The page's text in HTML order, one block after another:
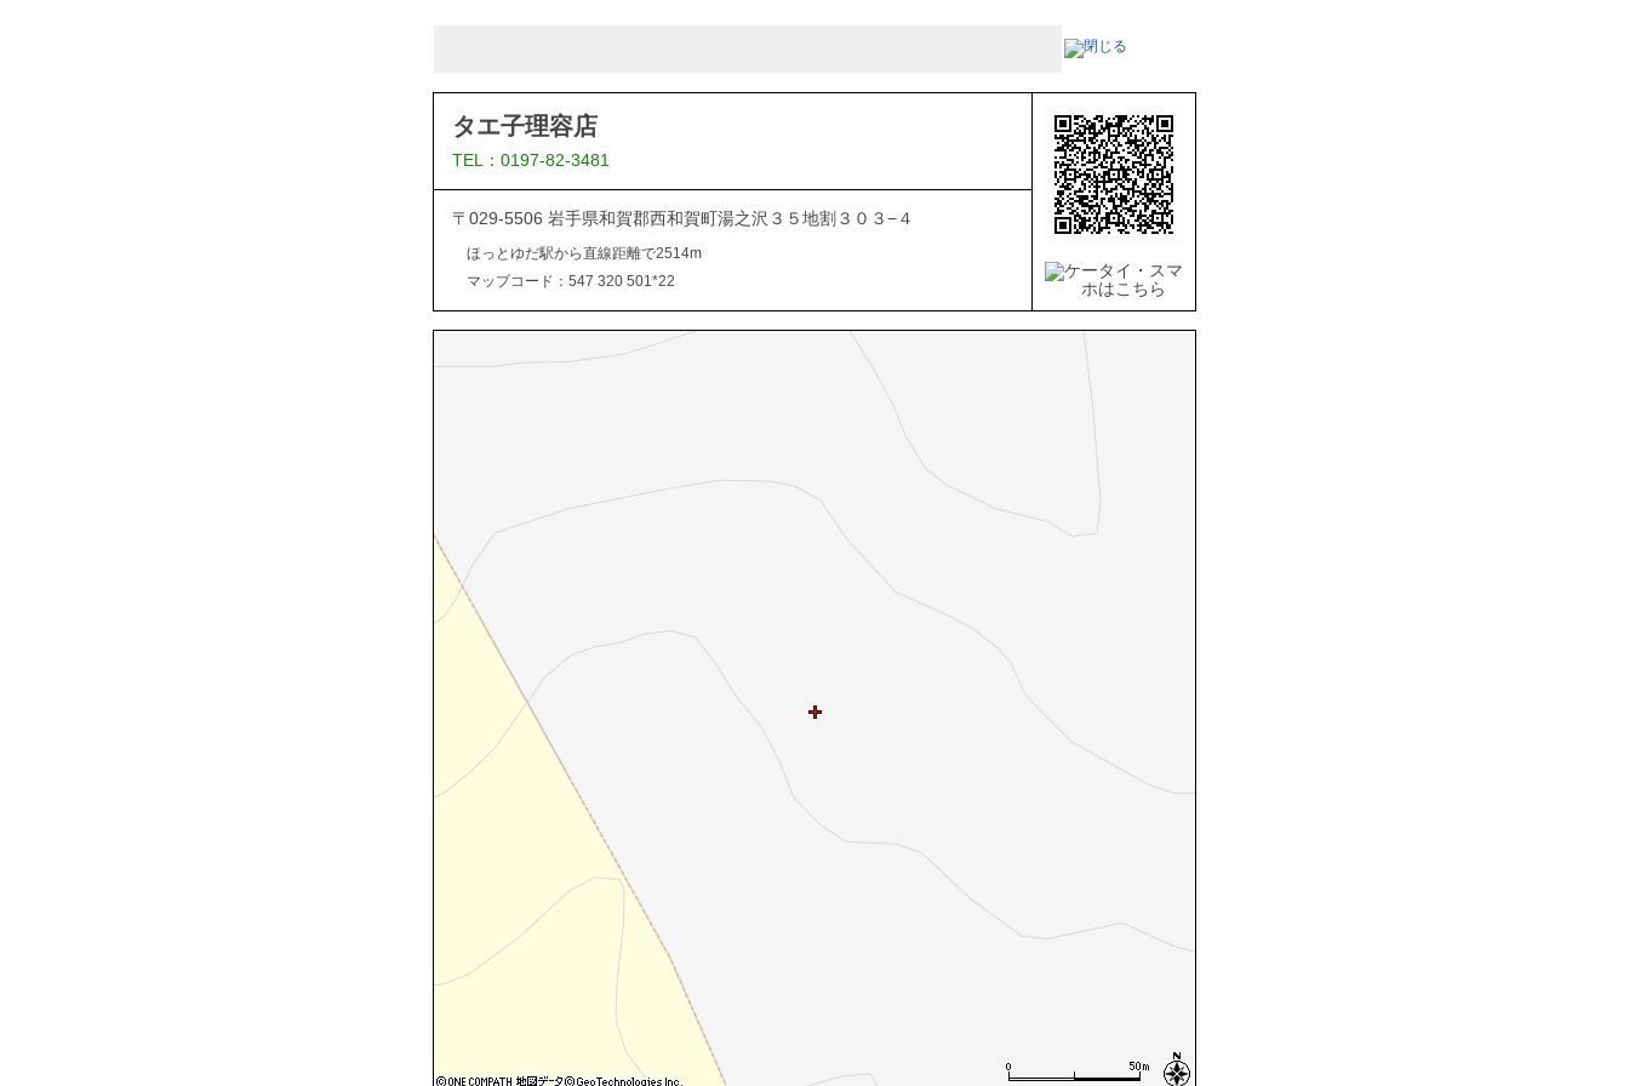
タエ子理容店
TEL：0197-82-3481
〒029-5506 岩手県和賀郡西和賀町湯之沢３５地割３０３−４
ほっとゆだ駅から直線距離で2514m
マップコード：547 320 501*22